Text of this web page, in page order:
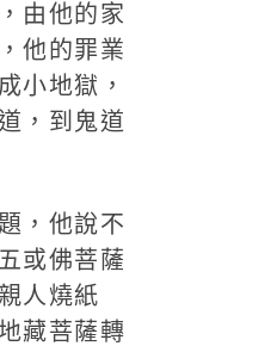
由他的家
他的罪業
小地獄，
，到鬼道
，他說不
或佛菩薩
人燒紙
藏菩薩轉